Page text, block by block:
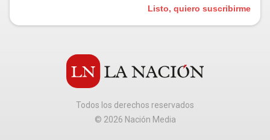
Listo, quiero suscribirme
Todos los derechos reservados
© 2026 Nación Media